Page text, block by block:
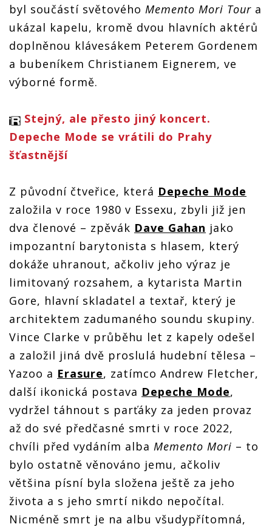
byl součástí světového Memento Mori Tour a
ukázal kapelu, kromě dvou hlavních aktérů
doplněnou klávesákem Peterem Gordenem
a bubeníkem Christianem Eignerem, ve
výborné formě.
Stejný, ale přesto jiný koncert.
Depeche Mode se vrátili do Prahy
šťastnější
Z původní čtveřice, která Depeche Mode
založila v roce 1980 v Essexu, zbyli již jen
dva členové – zpěvák Dave Gahan jako
impozantní barytonista s hlasem, který
dokáže uhranout, ačkoliv jeho výraz je
limitovaný rozsahem, a kytarista Martin
Gore, hlavní skladatel a textař, který je
architektem zadumaného soundu skupiny.
Vince Clarke v průběhu let z kapely odešel
a založil jiná dvě proslulá hudební tělesa –
Yazoo a Erasure, zatímco Andrew Fletcher,
další ikonická postava Depeche Mode,
vydržel táhnout s parťáky za jeden provaz
až do své předčasné smrti v roce 2022,
chvíli před vydáním alba Memento Mori – to
bylo ostatně věnováno jemu, ačkoliv
většina písní byla složena ještě za jeho
života a s jeho smrtí nikdo nepočítal.
Nicméně smrt je na albu všudypřítomná,